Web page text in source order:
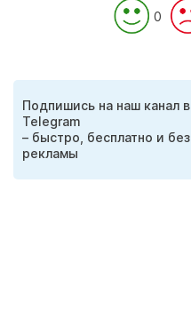
0
Подпишись на наш канал в
Telegram
– быстро, бесплатно и без
рекламы